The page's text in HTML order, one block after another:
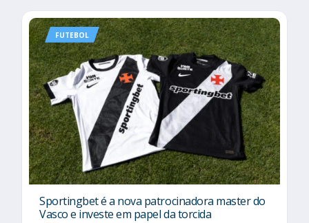
FUTEBOL
Sportingbet é a nova patrocinadora master do
Vasco e investe em papel da torcida